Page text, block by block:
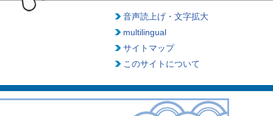
音声読上げ・文字拡大
multilingual
サイトマップ
このサイトについて